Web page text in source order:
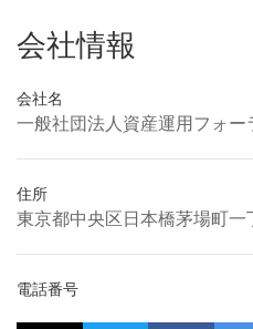
会社情報
会社名
一般社団法人資産運用フォー
住所
東京都中央区日本橋茅場町
電話番号